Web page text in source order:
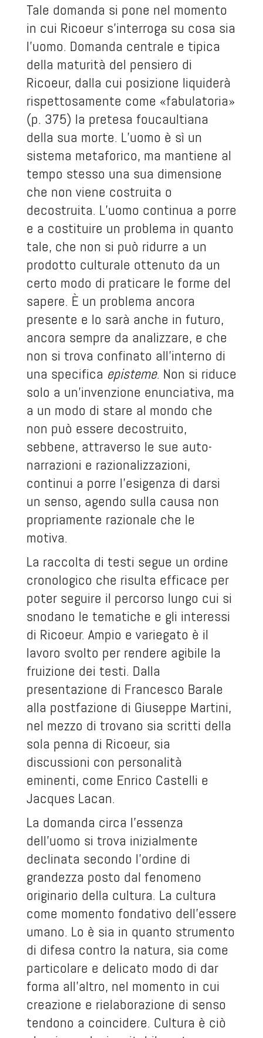
Tale domanda si pone nel momento
in cui Ricoeur s’interroga su cosa sia
l’uomo. Domanda centrale e tipica
della maturità del pensiero di
Ricoeur, dalla cui posizione liquiderà
rispettosamente come «fabulatoria»
(p. 375) la pretesa foucaultiana
della sua morte. L’uomo è sì un
sistema metaforico, ma mantiene al
tempo stesso una sua dimensione
che non viene costruita o
decostruita. L’uomo continua a porre
e a costituire un problema in quanto
tale, che non si può ridurre a un
prodotto culturale ottenuto da un
certo modo di praticare le forme del
sapere. È un problema ancora
presente e lo sarà anche in futuro,
ancora sempre da analizzare, e che
non si trova confinato all’interno di
una specifica episteme. Non si riduce
solo a un’invenzione enunciativa, ma
a un modo di stare al mondo che
non può essere decostruito,
sebbene, attraverso le sue auto-
narrazioni e razionalizzazioni,
continui a porre l’esigenza di darsi
un senso, agendo sulla causa non
propriamente razionale che le
motiva.
La raccolta di testi segue un ordine
cronologico che risulta efficace per
poter seguire il percorso lungo cui si
snodano le tematiche e gli interessi
di Ricoeur. Ampio e variegato è il
lavoro svolto per rendere agibile la
fruizione dei testi. Dalla
presentazione di Francesco Barale
alla postfazione di Giuseppe Martini,
nel mezzo di trovano sia scritti della
sola penna di Ricoeur, sia
discussioni con personalità
eminenti, come Enrico Castelli e
Jacques Lacan.
La domanda circa l’essenza
dell’uomo si trova inizialmente
declinata secondo l’ordine di
grandezza posto dal fenomeno
originario della cultura. La cultura
come momento fondativo dell’essere
umano. Lo è sia in quanto strumento
di difesa contro la natura, sia come
particolare e delicato modo di dar
forma all’altro, nel momento in cui
creazione e rielaborazione di senso
tendono a coincidere. Cultura è ciò